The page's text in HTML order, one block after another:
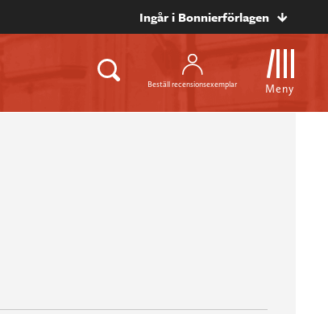
Ingår i Bonnierförlagen
Beställ recensionsexemplar Meny